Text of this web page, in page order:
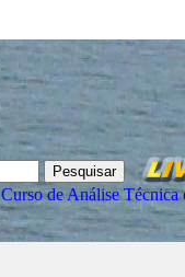
Curso de Análise Técnica